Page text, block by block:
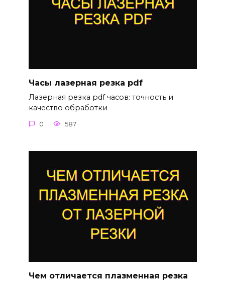
Часы лазерная резка pdf
Лазерная резка pdf часов: точность и
качество обработки
0 587
Чем отличается плазменная резка